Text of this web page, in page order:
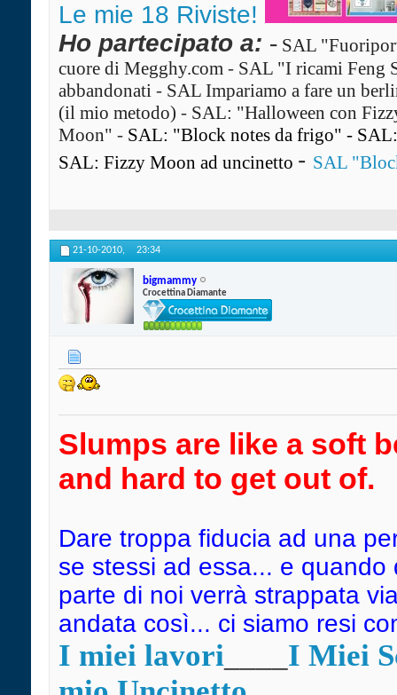
Le mie 18 Riviste!
Ho partecipato a: - SAL
cuore di Megghy.com - SAL "I ricami Feng
abbandonati - SAL Impariamo a fare un
(il mio metodo) - SAL: "Halloween con
Moon" - SAL: "Block notes da frigo" -
SAL: Fizzy Moon ad uncinetto - SAL
21-10-2010, 23:34
bigmammy
Crocettina Diamante
Slumps are like a soft
and hard to get out of.
Dare troppa fiducia ad una
se stessi ad essa... e
parte di noi verrà strappata
andata così... ci siamo resi
I miei lavori
I Miei